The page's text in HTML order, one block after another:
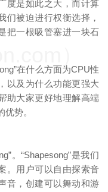
度是如此之大，而计算
们被迫进行权衡选择，
把一根吸管塞进一块石
在什么方面为CPU性
以及为什么功能更强大
助大家更好地理解高端
势。
。“Shapesong”是我们
。用户可以自由探索音
音，创建可以舞动和游